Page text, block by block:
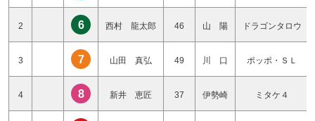
2 6 西村 龍太郎 46 山 陽 ドラゴンタロウ
3 7 山田 真弘 49 川 口 ポッポ・ＳＬ
4 8 新井 恵匠 37 伊勢崎 ミタケ４